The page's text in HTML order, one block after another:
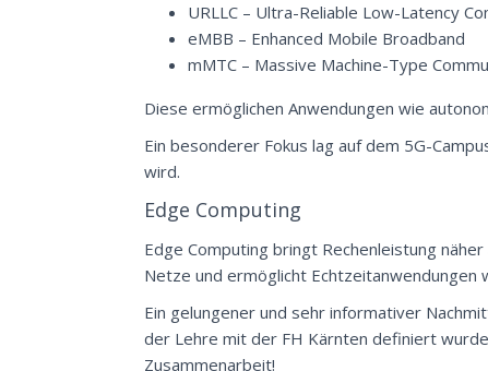
URLLC – Ultra-Reliable Low-Latency
eMBB – Enhanced Mobile Broadband
mMTC – Massive Machine-Type
Diese ermöglichen Anwendungen wie
Ein besonderer Fokus lag auf dem 5G-
wird.
Edge Computing
Edge Computing bringt Rechenleistung
Netze und ermöglicht
Ein gelungener und sehr informativer
der Lehre mit der FH Kärnten definiert
Zusammenarbeit!